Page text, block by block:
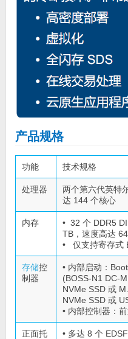
产品规格
功能 技术规格
处理器
两个第六代英特
达 144 个核心
内存
• 32 个 DDR5
TB，速度高达
• 仅支持寄存式
存储控
制器
• 内部启动：
(BOSS-N1 DC-
NVMe SSD 或
NVMe SSD 或
• 内部控制器：
正面托 • 多达 8 个